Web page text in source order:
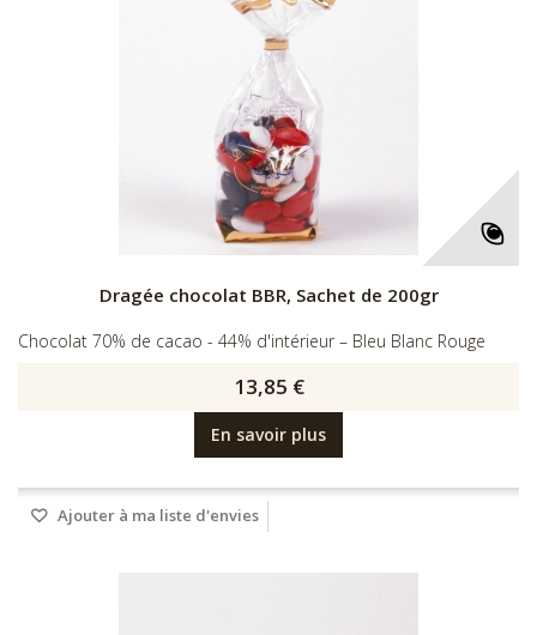
Dragée chocolat BBR, Sachet de 200gr
Chocolat 70% de cacao - 44% d'intérieur – Bleu Blanc Rouge
13,85 €
En savoir plus
Ajouter à ma liste d'envies